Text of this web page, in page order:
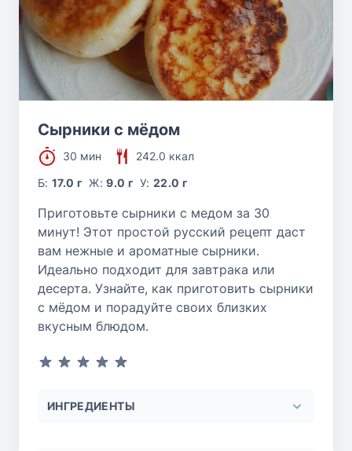
Сырники с мёдом
30 мин
242.0 ккал
Б:17.0 г Ж:9.0 г У:22.0 г
Приготовьте сырники с медом за 30
минут! Этот простой русский рецепт даст
вам нежные и ароматные сырники.
Идеально подходит для завтрака или
десерта. Узнайте, как приготовить сырники
с мёдом и порадуйте своих близких
вкусным блюдом.
ИНГРЕДИЕНТЫ